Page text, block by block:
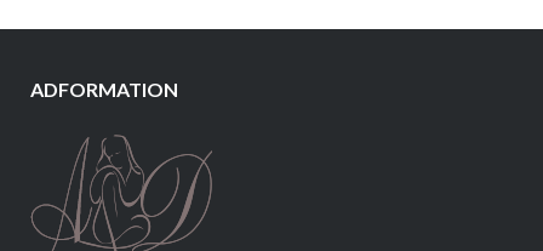
ADFORMATION